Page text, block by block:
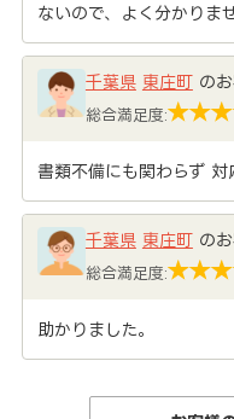
ないので、よく分かりま
千葉県 東庄町のお
総合満足度:
書類不備にも関わらず 対
千葉県 東庄町のお
総合満足度:
助かりました。